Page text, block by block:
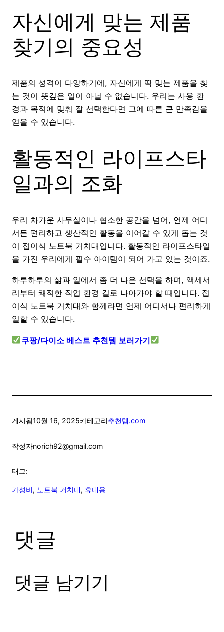
자신에게 맞는 제품
찾기의 중요성
제품의 성격이 다양하기에, 자신에게 딱 맞는 제품을 찾
는 것이 뜻깊은 일이 아닐 수 없습니다. 우리는 사용 환
경과 목적에 맞춰 잘 선택한다면 그에 따른 큰 만족감을
얻을 수 있습니다.
활동적인 라이프스타
일과의 조화
우리 차가운 사무실이나 협소한 공간을 넘어, 언제 어디
서든 편리하고 생산적인 활동을 이어갈 수 있게 돕는 것
이 접이식 노트북 거치대입니다. 활동적인 라이프스타일
을 가진 우리에게 필수 아이템이 되어 가고 있는 것이죠.
하루하루의 삶과 일에서 좀 더 나은 선택을 하며, 액세서
리부터 쾌적한 작업 환경 길로 나아가야 할 때입니다. 접
이식 노트북 거치대와 함께라면 언제 어디서나 편리하게
일할 수 있습니다.
쿠팡/다이소 베스트 추천템 보러가기
게시됨10월 16, 2025카테고리추천템.com
작성자norich92@gmail.com
태그:
가성비, 노트북 거치대, 휴대용
댓글
댓글 남기기